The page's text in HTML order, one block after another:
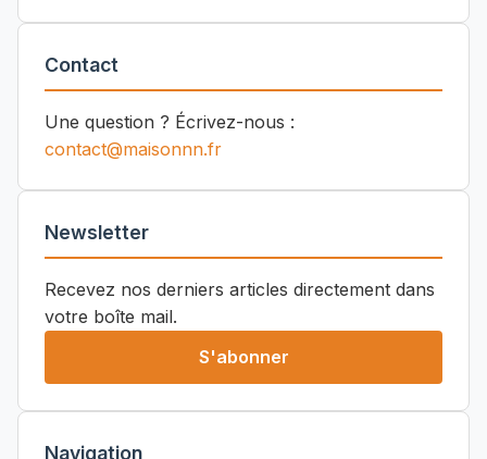
Contact
Une question ? Écrivez-nous :
contact@maisonnn.fr
Newsletter
Recevez nos derniers articles directement dans
votre boîte mail.
S'abonner
Navigation